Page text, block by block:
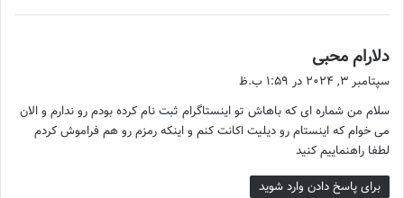
دلارام محبی
ف
:
سپتامبر 3, 2024 در 1:59 ب.ظ
سلام من شماره ای که باهاش تو اینستاگرام ثبت نام کرده بودم رو ندارم و الان
می خوام که اینستام رو دیلیت اکانت کنم و اینکه رمزم رو هم فراموش کردم
لطفا راهنماییم کنید
برای پاسخ دادن وارد شوید